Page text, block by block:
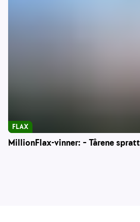
MillionFlax-vinner: – Tårene spratt
FLAX